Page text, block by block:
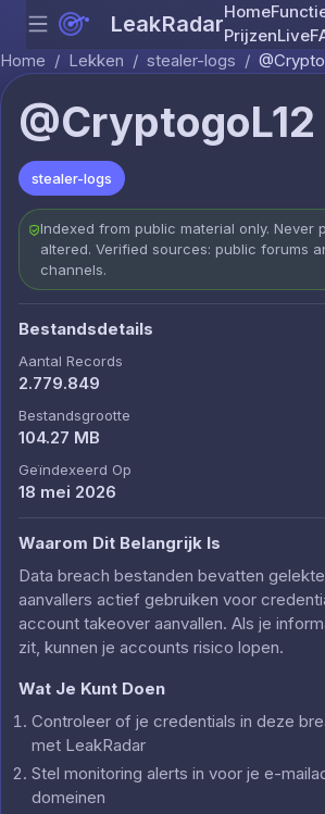
Skip to
Menu LeakRadarHome
PrijzenLive
Home / Lekken / stealer-logs /
stealer-logs
Indexed from public material only. Never
altered. Verified sources: public forums
channels.
Bestandsdetails
Aantal Records
2.779.849
Bestandsgrootte
104.27 MB
Geïndexeerd Op
18 mei 2026
Waarom Dit Belangrijk Is
Data breach bestanden bevatten
aanvallers actief gebruiken voor
account takeover aanvallen. Als je
zit, kunnen je accounts risico lopen.
Wat Je Kunt Doen
Controleer of je credentials in deze
met LeakRadar
Stel monitoring alerts in voor je e-
domeinen